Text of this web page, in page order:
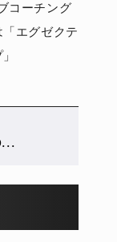
コーチング
エグゼクテ